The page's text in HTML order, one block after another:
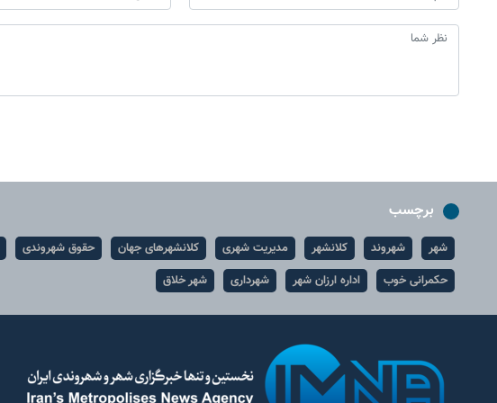
برچسب
شهر شهروند کلانشهر مدیریت شهری کلانشهرهای جهان حقوق شهروندی
حکمرانی خوب
اداره ارزان شهر شهرداری شهر خلاق